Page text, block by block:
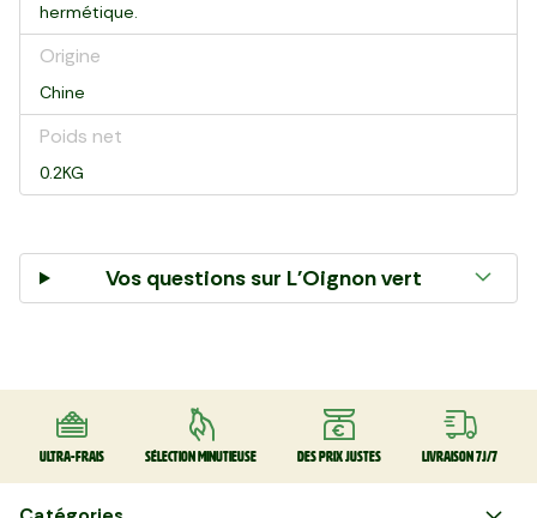
hermétique.
Origine
Chine
Poids net
0.2KG
Vos questions sur L'Oignon vert
Ultra-frais Sélection minutieuse Des prix justes Livraison 7J/7